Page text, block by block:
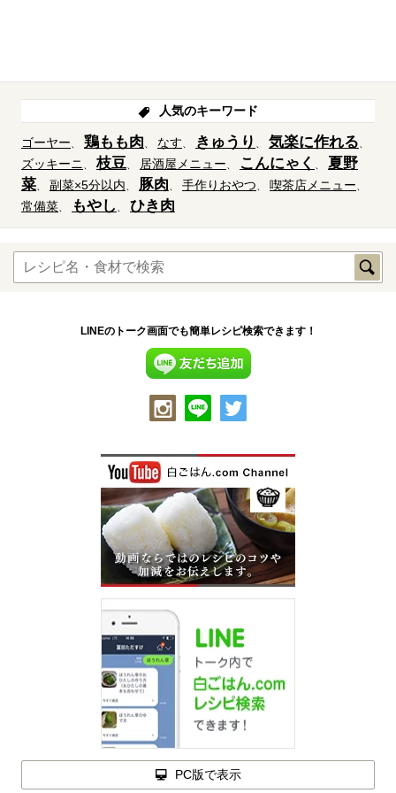
人気のキーワード
ゴーヤー 鶏もも肉 なす きゅうり 気楽に作れる
ズッキーニ 枝豆 居酒屋メニュー こんにゃく
夏野
菜
副菜×5分以内 豚肉 手作りおやつ
喫茶店メニュー
常備菜
もやし ひき肉
LINEのトーク画面でも簡単レシピ検索できます！
PC版で表示